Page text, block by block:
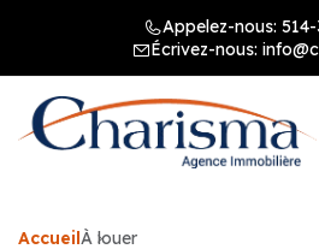
Appelez-nous:
Écrivez-nous:
AccueilÀ louer